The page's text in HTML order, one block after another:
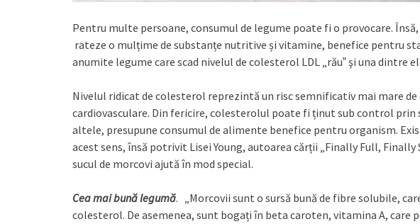
Pentru multe persoane, consumul de legume poate fi o provocare.
rateze o mulțime de substanțe nutritive și vitamine, benefice pentru
anumite legume care scad nivelul de colesterol LDL „rău‟ şi una dintre
Nivelul ridicat de colesterol reprezintă un risc semnificativ mai mare
cardiovasculare. Din fericire, colesterolul poate fi ținut sub control prin
altele, presupune consumul de alimente benefice pentru organism.
acest sens, însă potrivit Lisei Young, autoarea cărții „Finally Full, Finally
sucul de morcovi ajută în mod special.
Cea mai bună legumă. „Morcovii sunt o sursă bună de fibre solubile,
colesterol. De asemenea, sunt bogați în beta caroten, vitamina A,